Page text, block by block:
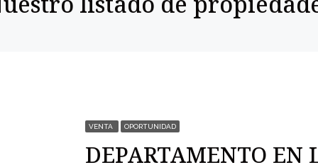
VENTA OPORTUNIDAD